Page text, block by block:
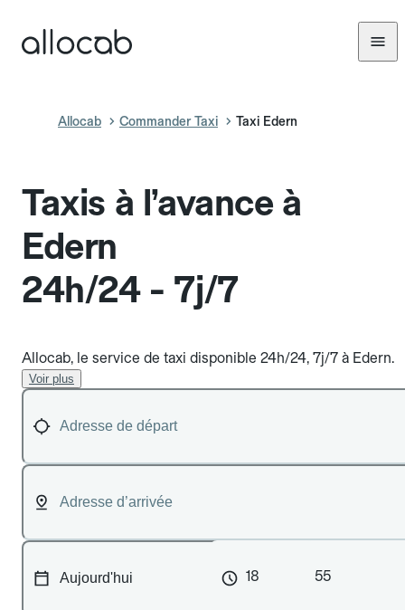
Allocab Commander Taxi Taxi Edern
Taxis à l’avance à
Edern
24h/24 - 7j/7
Allocab, le service de taxi disponible 24h/24, 7j/7 à Edern.
Voir plus
18 55